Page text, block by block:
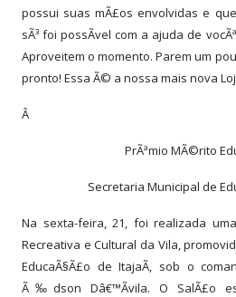
possui suas mÃ£os envolvidas e
sÃ³ foi possÃ­vel com a ajuda de
Aproveitem o momento. Parem um
pronto! Essa Ã© a nossa mais nova
Â
PrÃªmio MÃ©rito
Secretaria Municipal de
Na sexta-feira, 21, foi realizada
Recreativa e Cultural da Vila,
EducaÃ§Ã£o de ItajaÃ­, sob o
Ã‰dson Dâ€™Ãvila. O SalÃ£o